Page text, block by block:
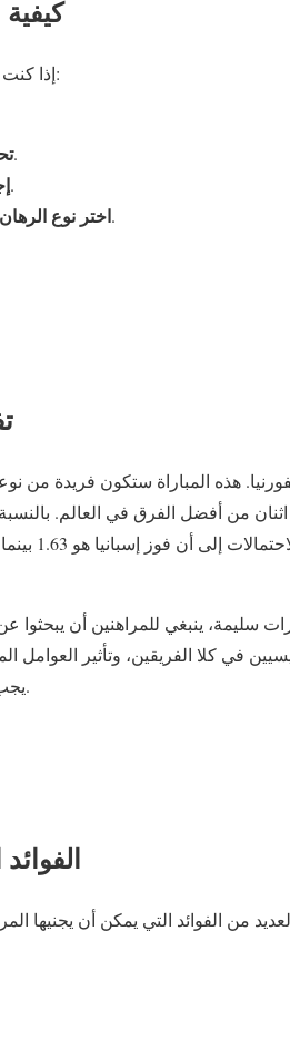
إذا كنت جديدًا على عالم الرهانات الرياضية، إليك خطوات بسيطة لتبدأ رحلتك:
تأكد من صحة المعلومات الشخصية التي قدمتها.
أضف الأموال إلى حسابك باستخدام طرق الدفع المتاحة.
اختر نوعحدد نوع الرهان الذي تريد وضعه، سواء كان على الفوز أو التعادل.
من أفضل الفرق في العالم.
سليمة، ينبغي للمراهنين أن
في كلا الفريقين، وتأثير
يجب متابعة الأخبار والآراء من الخبراء لتحليل أفضل للأداء المتوقع للفرق.